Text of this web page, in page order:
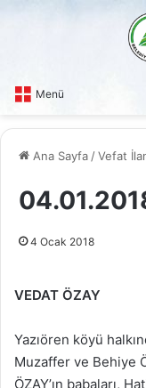
Menü
Ana Sayfa /Vefat
4 Ocak 2018
VEDAT ÖZAY
Yazıören köyü
Muzaffer ve Behiye
ÖZAY’ın babaları,